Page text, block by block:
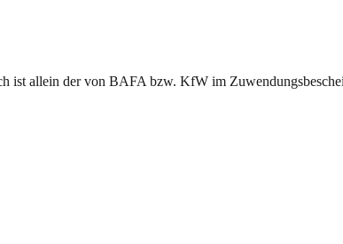
ist allein der von BAFA bzw. KfW im